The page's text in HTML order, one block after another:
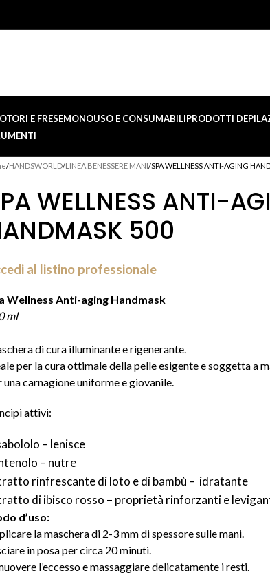
E FRESEMONOUSO E CONSUMABILIPRODOTTI
HANDSWORLD LINEA BENESSERE MANI SPA WELLNESS ANTI-AGING
WELLNESS ANTI-
500
al listino professionale
Wellness Anti-aging Handmask
ml
di cura illuminante e rigenerante.
per la cura ottimale della pelle esigente e soggetta a
una carnagione uniforme e giovanile.
attivi:
– lenisce
– nutre
rinfrescante di loto e di bambù – idratante
di ibisco rosso – proprietà rinforzanti e
d’uso:
la maschera di 2-3 mm di spessore sulle mani.
in posa per circa 20 minuti.
l’eccesso e massaggiare delicatamente i resti.